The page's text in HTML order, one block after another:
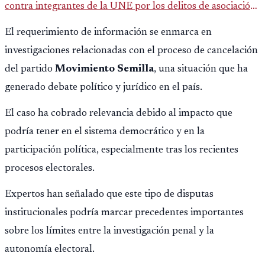
contra integrantes de la UNE por los delitos de asociación
ilícita, terrorismo y sedición.
El requerimiento de información se enmarca en
investigaciones relacionadas con el proceso de cancelación
del partido Movimiento Semilla, una situación que ha
generado debate político y jurídico en el país.
El caso ha cobrado relevancia debido al impacto que
podría tener en el sistema democrático y en la
participación política, especialmente tras los recientes
procesos electorales.
Expertos han señalado que este tipo de disputas
institucionales podría marcar precedentes importantes
sobre los límites entre la investigación penal y la
autonomía electoral.